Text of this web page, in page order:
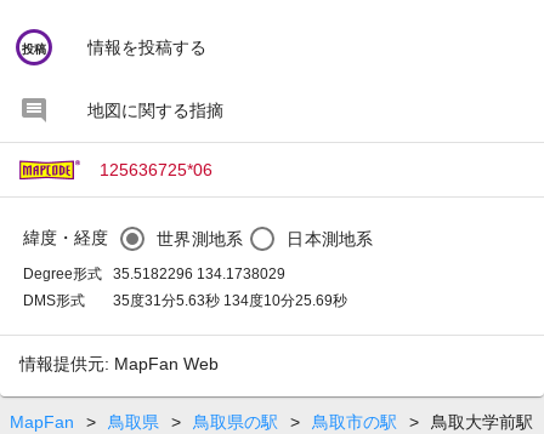
circle
投稿 情報を投稿する
地図に関する指摘
125636725*06
緯度・経度 世界測地系 日本測地系
Degree形式
35.5182296 134.1738029
DMS形式
35度31分5.63秒 134度10分25.69秒
情報提供元: MapFan Web
MapFan > 鳥取県 > 鳥取県の駅 > 鳥取市の駅 >
鳥取大学前駅